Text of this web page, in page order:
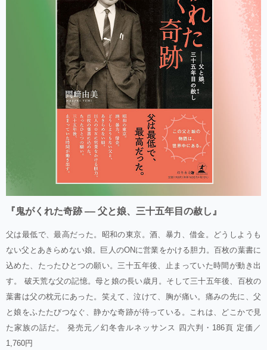
『鬼がくれた奇跡 ‒‒ 父と娘、三十五年目の赦し』
父は最低で、最高だった。昭和の東京。酒、暴力、借金。どうしようも
ない父とあきらめない娘。巨人のONに営業をかける胆力。百枚の葉書に
込めた、たったひとつの願い。三十五年後、止まっていた時間が動き出
す。 破天荒な父の記憶。母と娘の長い歳月。そして三十五年後、百枚の
葉書は父の枕元にあった。笑えて、泣けて、胸が痛い。痛みの先に、父
と娘をふたたびつなぐ、静かな奇跡が待っている。これは、どこかで見
た家族の話だ。 発売元／幻冬舎ルネッサンス 四六判・186頁 定価／
1,760円